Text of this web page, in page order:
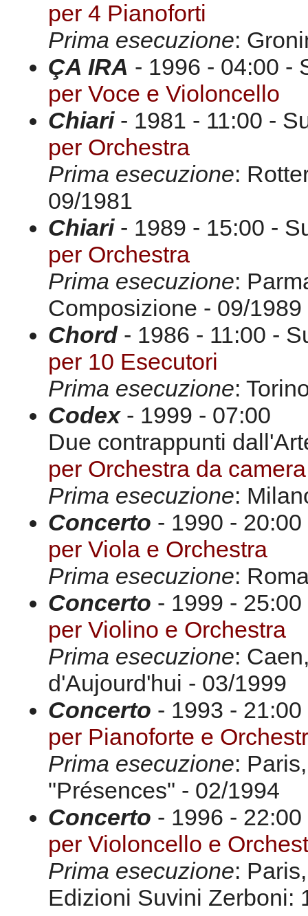
per 4 Pianoforti
Prima esecuzione:
ÇA IRA - 1996 - 04:00 -
per Voce e Violoncello
Chiari- 1981 - 11:00 -
per Orchestra
Prima esecuzione:
09/1981
Chiari- 1989 - 15:00 -
per Orchestra
Prima esecuzione:
Composizione - 09/1989
Chord- 1986 - 11:00 -
per 10 Esecutori
Prima esecuzione:
Codex- 1999 - 07:00
Due contrappunti
per Orchestra da camera
Prima esecuzione:
Concerto - 1990 -
per Viola e Orchestra
Prima esecuzione:
Concerto - 1999 - 25:00
per Violino e Orchestra
Prima esecuzione:
d'Aujourd'hui - 03/1999
Concerto - 1993 -
per Pianoforte e
Prima esecuzione:
"Présences" - 02/1994
Concerto - 1996 -
per Violoncello e
Prima esecuzione:
Edizioni Suvini Zerboni: